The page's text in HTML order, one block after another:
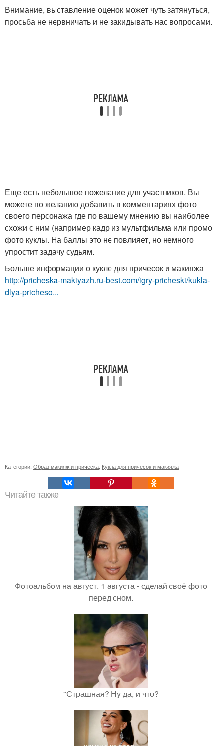
Внимание, выставление оценок может чуть затянуться,
просьба не нервничать и не закидывать нас вопросами.
Еще есть небольшое пожелание для участников. Вы
можете по желанию добавить в комментариях фото
своего персонажа где по вашему мнению вы наиболее
схожи с ним (например кадр из мультфильма или промо
фото куклы. На баллы это не повлияет, но немного
упростит задачу судьям.
Больше информации о кукле для причесок и макияжа
http://pricheska-makiyazh.ru-best.com/igry-pricheski/kukla-
dlya-pricheso...
Категории: Образ макияж и прическа Кукла для причесок и макияжа
Читайте также
Фотоальбом на август. 1 августа - сделай своё фото
перед сном.
"Страшная? Ну да, и что?